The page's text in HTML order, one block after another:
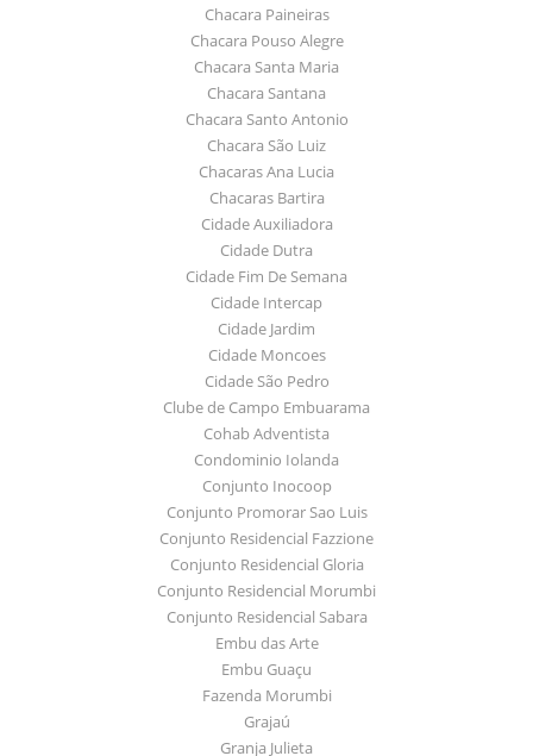
Chacara Paineiras
Chacara Pouso Alegre
Chacara Santa Maria
Chacara Santana
Chacara Santo Antonio
Chacara São Luiz
Chacaras Ana Lucia
Chacaras Bartira
Cidade Auxiliadora
Cidade Dutra
Cidade Fim De Semana
Cidade Intercap
Cidade Jardim
Cidade Moncoes
Cidade São Pedro
Clube de Campo Embuarama
Cohab Adventista
Condominio Iolanda
Conjunto Inocoop
Conjunto Promorar Sao Luis
Conjunto Residencial Fazzione
Conjunto Residencial Gloria
Conjunto Residencial Morumbi
Conjunto Residencial Sabara
Embu das Arte
Embu Guaçu
Fazenda Morumbi
Grajaú
Granja Julieta